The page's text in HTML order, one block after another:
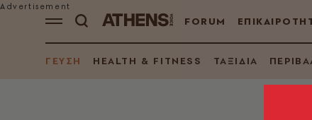
FORUM
ΓΕΥΣΗ HEALTH & FITNESS ΤΑΞΙΔΙΑ